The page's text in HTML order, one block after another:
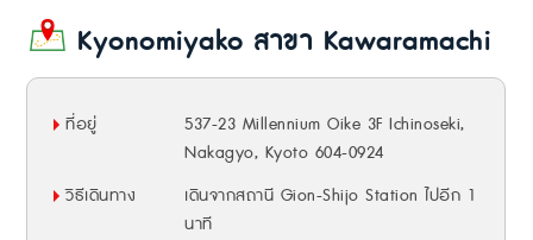
Kyonomiyako สาขา Kawaramachi
ที่อยู่
537-23 Millennium Oike 3F Ichinoseki,
Nakagyo, Kyoto 604-0924
วิธีเดินทาง
เดินจากสถานี Gion-Shijo Station ไปอีก 1
นาที